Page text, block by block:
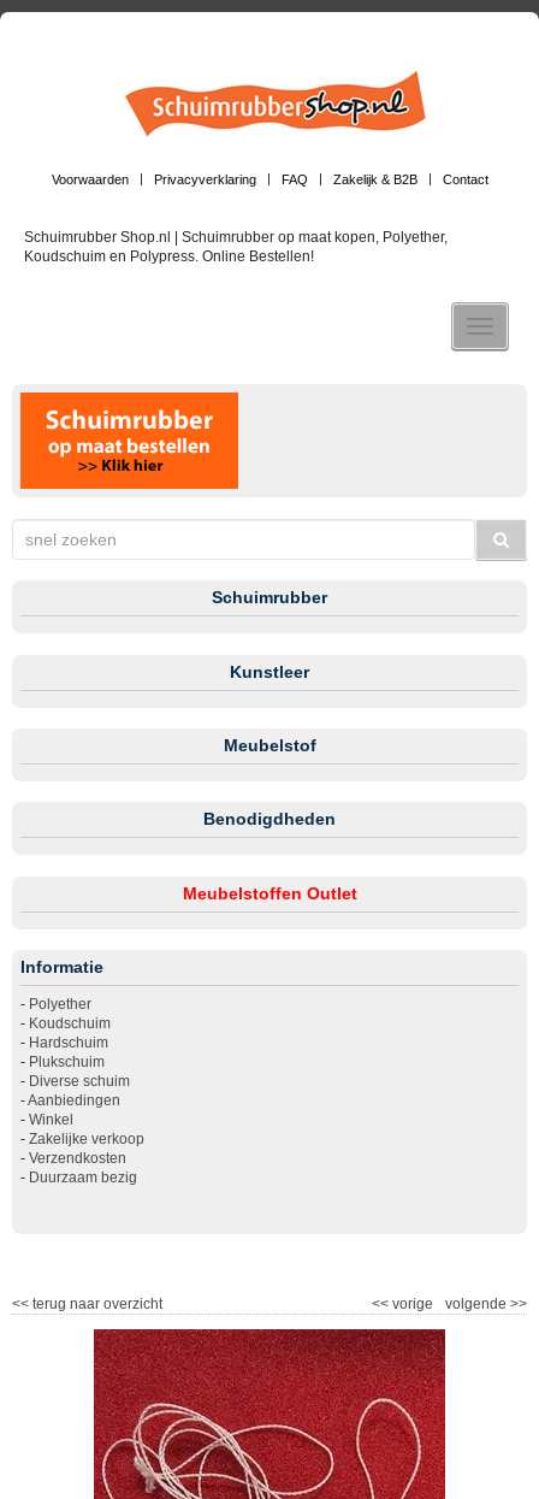
Voorwaarden Privacyverklaring FAQ Zakelijk & B2B Contact
Schuimrubber Shop.nl | Schuimrubber op maat kopen, Polyether,
Koudschuim en Polypress. Online Bestellen!
Toggle
Schuimrubber
Kunstleer
Meubelstof
Benodigdheden
Meubelstoffen Outlet
Informatie
- Polyether
- Koudschuim
- Hardschuim
- Plukschuim
- Diverse schuim
-Aanbiedingen
- Winkel
- Zakelijke verkoop
- Verzendkosten
- Duurzaam bezig
<< terug naar overzicht volgende >>
<< vorige